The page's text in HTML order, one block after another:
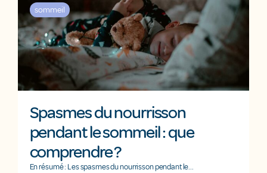
Spasmes du nourrisson
pendant le sommeil : que
comprendre ?
En résumé : Les spasmes du nourrisson pendant le...
sommeil